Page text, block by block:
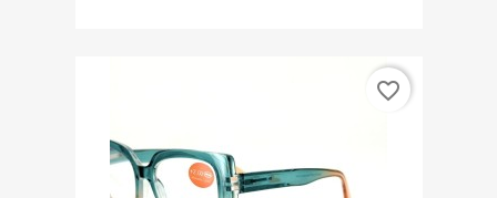
favorite_border